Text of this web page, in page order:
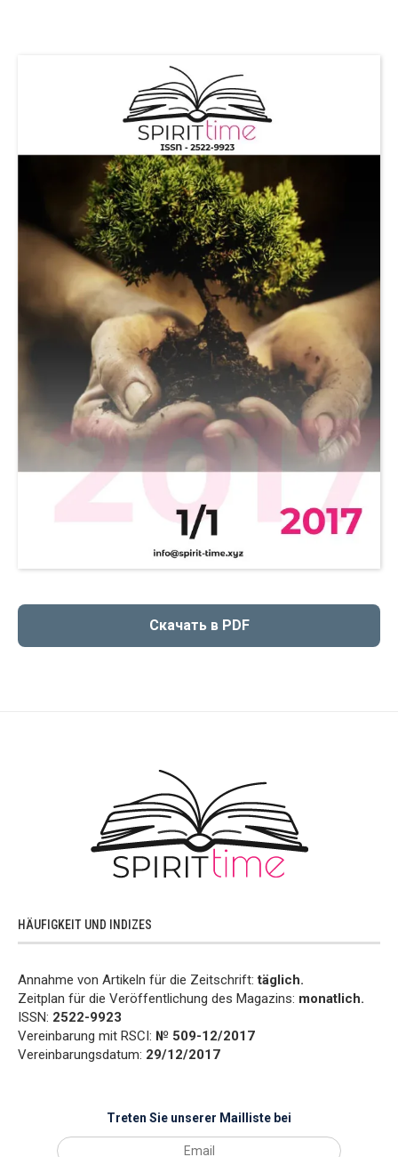
Скачать в PDF
HÄUFIGKEIT UND INDIZES
Annahme von Artikeln für die Zeitschrift:täglich.
Zeitplan für die Veröffentlichung des Magazins: monatlich.
ISSN: 2522-9923
Vereinbarung mit RSCI: № 509-12/2017
Vereinbarungsdatum: 29/12/2017
Treten Sie unserer Mailliste bei